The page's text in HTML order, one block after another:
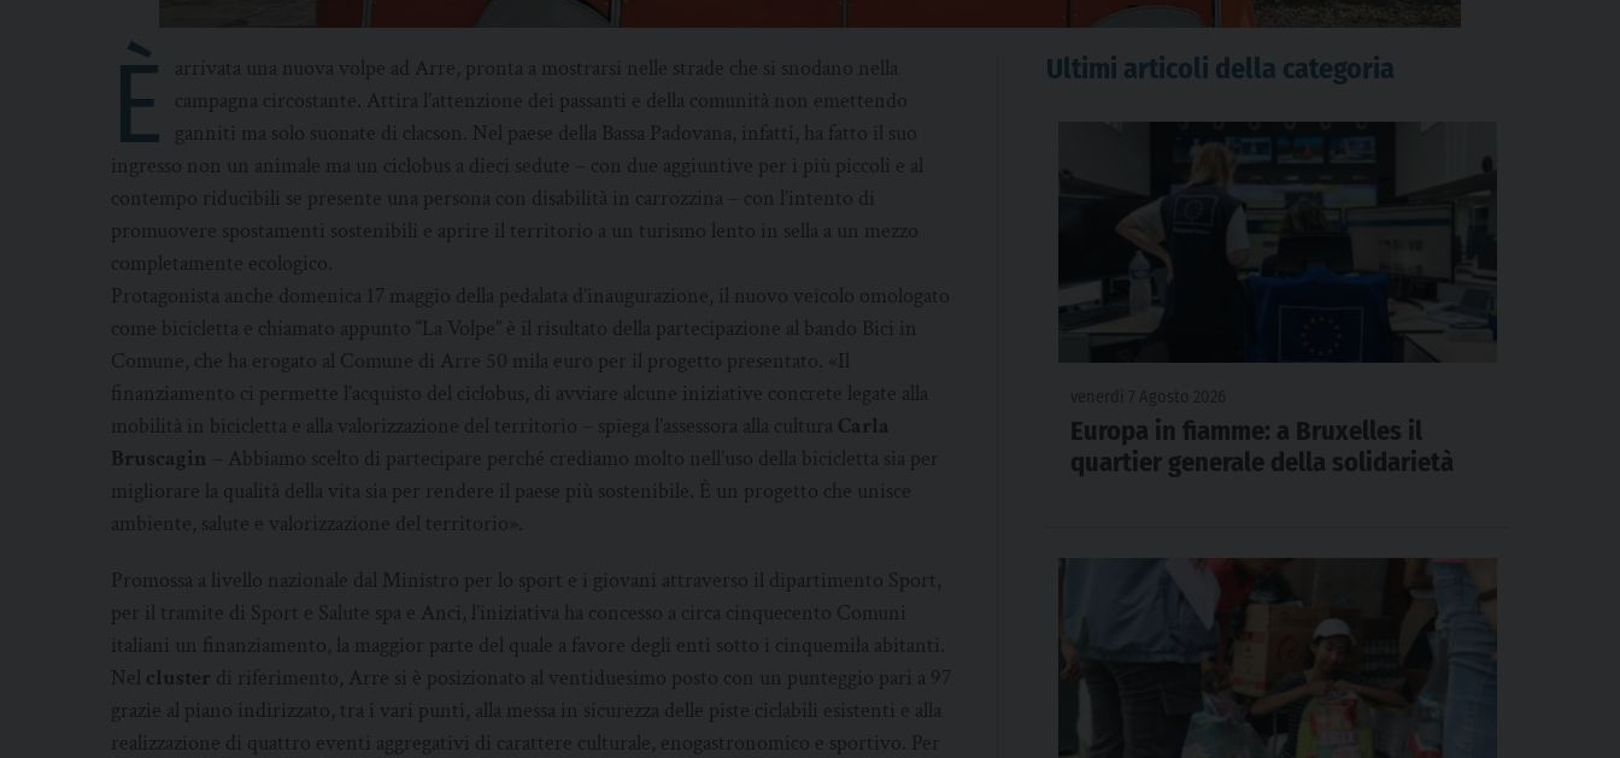
È
arrivata una nuova volpe ad Arre, pronta a mostrarsi nelle strade che si snodano nella
campagna circostante. Attira l’attenzione dei passanti e della comunità non emettendo
ganniti ma solo suonate di clacson. Nel paese della Bassa Padovana, infatti, ha fatto il suo
ingresso non un animale ma un ciclobus a dieci sedute – con due aggiuntive per i più piccoli e al
contempo riducibili se presente una persona con disabilità in carrozzina – con l’intento di
promuovere spostamenti sostenibili e aprire il territorio a un turismo lento in sella a un mezzo
completamente ecologico.
Protagonista anche domenica 17 maggio della pedalata d’inaugurazione, il nuovo veicolo omologato
come bicicletta e chiamato appunto “La Volpe” è il risultato della partecipazione al bando Bici in
Comune, che ha erogato al Comune di Arre 50 mila euro per il progetto presentato. «Il
finanziamento ci permette l’acquisto del ciclobus, di avviare alcune iniziative concrete legate alla
mobilità in bicicletta e alla valorizzazione del territorio – spiega l’assessora alla cultura Carla
Bruscagin – Abbiamo scelto di partecipare perché crediamo molto nell’uso della bicicletta sia per
migliorare la qualità della vita sia per rendere il paese più sostenibile. È un progetto che unisce
ambiente, salute e valorizzazione del territorio».
Promossa a livello nazionale dal Ministro per lo sport e i giovani attraverso il dipartimento Sport,
per il tramite di Sport e Salute spa e Anci, l’iniziativa ha concesso a circa cinquecento Comuni
italiani un finanziamento, la maggior parte del quale a favore degli enti sotto i cinquemila abitanti.
Nel cluster di riferimento, Arre si è posizionato al ventiduesimo posto con un punteggio pari a 97
grazie al piano indirizzato, tra i vari punti, alla messa in sicurezza delle piste ciclabili esistenti e alla
realizzazione di quattro eventi aggregativi di carattere culturale, enogastronomico e sportivo. Per
Ultimi articoli della categoria
Europa in fiamme: a Bruxelles il
quartier generale della solidarietà